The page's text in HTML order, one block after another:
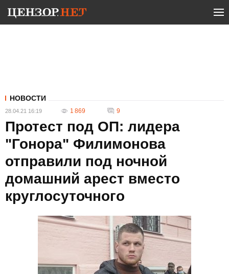
НОВОСТИ
28.04.21 16:19 1 869 9
Протест под ОП: лидера
"Гонора" Филимонова
отправили под ночной
домашний арест вместо
круглосуточного